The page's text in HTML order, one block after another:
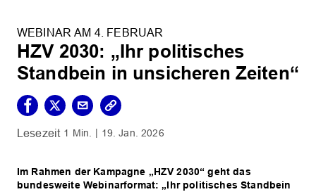
WEBINAR AM 4. FEBRUAR
HZV 2030: „Ihr politisches
Standbein in unsicheren Zeiten“
1 Min. 19. Jan. 2026
Im Rahmen der Kampagne „HZV 2030“ geht das
bundesweite Webinarformat: „Ihr politisches Standbein